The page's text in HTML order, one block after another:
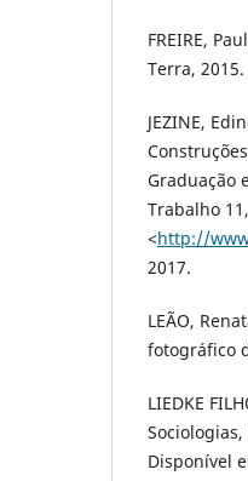
FREIRE,
Terra, 2015.
JEZINE,
Graduação
Trabalho
<http://
2017.
LEÃO,
fotográfico
LIEDKE
Disponível